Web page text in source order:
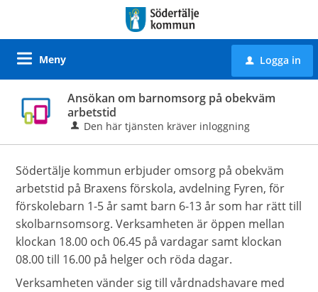
Meny u Logga in
Ansökan om barnomsorg på obekväm
arbetstid
Den här tjänsten kräver inloggning
Södertälje kommun erbjuder omsorg på obekväm
arbetstid på Braxens förskola, avdelning Fyren, för
förskolebarn 1-5 år samt barn 6-13 år som har rätt till
skolbarnsomsorg. Verksamheten är öppen mellan
klockan 18.00 och 06.45 på vardagar samt klockan
08.00 till 16.00 på helger och röda dagar.
Verksamheten vänder sig till vårdnadshavare med